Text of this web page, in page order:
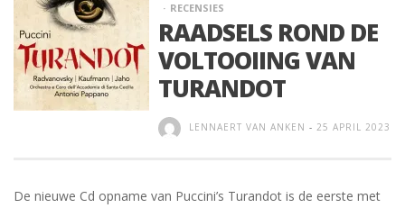
RECENSIES
RAADSELS ROND DE
VOLTOOIING VAN
TURANDOT
LENNAERT VAN ANKEN - 25 APRIL 2023
De nieuwe Cd opname van Puccini’s Turandot is de eerste met